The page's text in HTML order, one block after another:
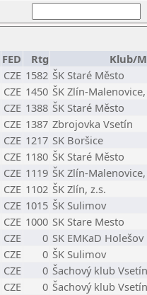
FED Rtg
Klub/
CZE 1582 ŠK Staré Město
CZE 1450 ŠK Zlín-
CZE 1388 ŠK Staré Město
CZE 1387 Zbrojovka Vsetín
CZE 1217 SK Boršice
CZE 1180 ŠK Staré Město
CZE 1119 ŠK Zlín-
CZE 1102 ŠK Zlín, z.s.
CZE 1015 ŠK Sulimov
CZE 1000 SK Stare Mesto
CZE 0 SK EMKaD Holešov
CZE 0 ŠK Sulimov
CZE 0 Šachový klub
CZE 0 Šachový klub